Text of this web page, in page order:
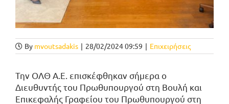
By mvoutsadakis | 28/02/2024 09:59 | Επιχειρήσεις
Την ΟΛΘ Α.Ε. επισκέφθηκαν σήμερα ο
Διευθυντής του Πρωθυπουργού στη Βουλή και
Επικεφαλής Γραφείου του Πρωθυπουργού στη